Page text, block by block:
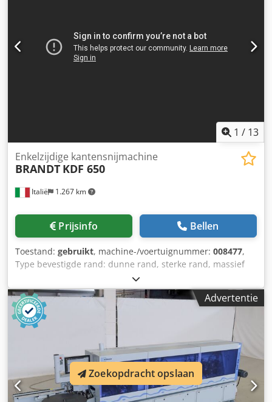
1 / 13
Italië 1.267 km
Enkelzijdige kantensnijmachine
BRANDT KDF 650
Prijsinfo Bellen
Toestand: gebruikt, machine-/voertuignummer: 008477,
Type bevestigde rand: dunne rand, sterke rand, massief
hout Kleefsysteem: EVA Verbindingsfrezen: ja
Multifunctionele eenheid: ja Max. voortbewegingssnelheid:
18 m/min Maximale paneeldikte: 60 mm Dodoy Hq Nvepfx
Ac Njkr Werkeenheden: 7 nee
Advertentie
Zoekopdracht opslaan